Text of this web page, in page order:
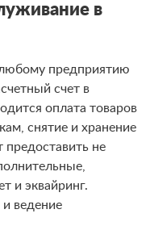
в
предприятию
счет в
оплата товаров
снятие и хранение
не
и эквайринг.
ведение